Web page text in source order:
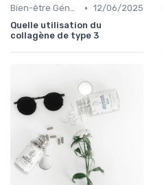
Bien-être Général • 12/06/2025
Quelle utilisation du
collagène de type 3